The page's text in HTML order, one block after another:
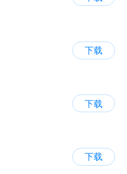
下载
下载
下载